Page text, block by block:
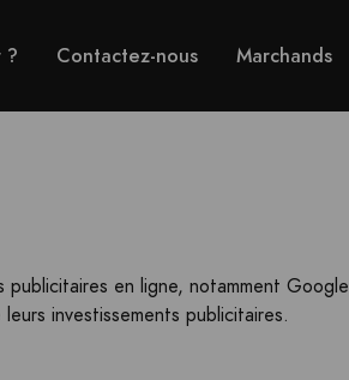
? Contactez-nous Marchands
publicitaires en ligne, notamment Google
investissements publicitaires.